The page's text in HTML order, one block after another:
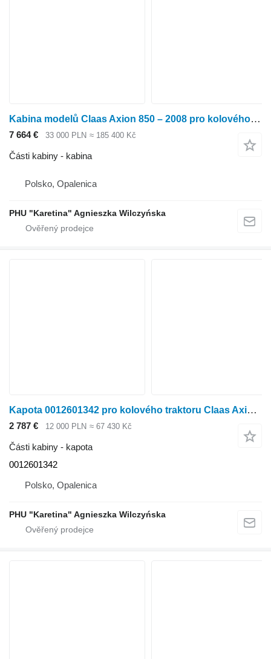
Kabina modelů Claas Axion 850 – 2008 pro kolového traktoru Claas Axion 850
7 664 € 33 000 PLN ≈ 185 400 Kč
Části kabiny - kabina
Polsko, Opalenica
PHU "Karetina" Agnieszka Wilczyńska
Kapota 0012601342 pro kolového traktoru Claas Axion 810-850
2 787 € 12 000 PLN ≈ 67 430 Kč
Části kabiny - kapota
0012601342
Polsko, Opalenica
PHU "Karetina" Agnieszka Wilczyńska